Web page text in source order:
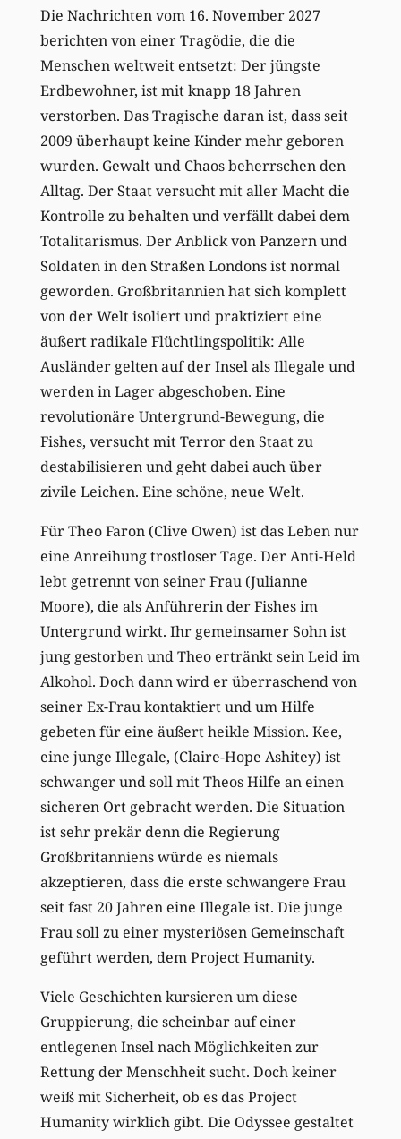
Die Nachrichten vom 16. November 2027
berichten von einer Tragödie, die die
Menschen weltweit entsetzt: Der jüngste
Erdbewohner, ist mit knapp 18 Jahren
verstorben. Das Tragische daran ist, dass seit
2009 überhaupt keine Kinder mehr geboren
wurden. Gewalt und Chaos beherrschen den
Alltag. Der Staat versucht mit aller Macht die
Kontrolle zu behalten und verfällt dabei dem
Totalitarismus. Der Anblick von Panzern und
Soldaten in den Straßen Londons ist normal
geworden. Großbritannien hat sich komplett
von der Welt isoliert und praktiziert eine
äußert radikale Flüchtlingspolitik: Alle
Ausländer gelten auf der Insel als Illegale und
werden in Lager abgeschoben. Eine
revolutionäre Untergrund-Bewegung, die
Fishes, versucht mit Terror den Staat zu
destabilisieren und geht dabei auch über
zivile Leichen. Eine schöne, neue Welt.
Für Theo Faron (Clive Owen) ist das Leben nur
eine Anreihung trostloser Tage. Der Anti-Held
lebt getrennt von seiner Frau (Julianne
Moore), die als Anführerin der Fishes im
Untergrund wirkt. Ihr gemeinsamer Sohn ist
jung gestorben und Theo ertränkt sein Leid im
Alkohol. Doch dann wird er überraschend von
seiner Ex-Frau kontaktiert und um Hilfe
gebeten für eine äußert heikle Mission. Kee,
eine junge Illegale, (Claire-Hope Ashitey) ist
schwanger und soll mit Theos Hilfe an einen
sicheren Ort gebracht werden. Die Situation
ist sehr prekär denn die Regierung
Großbritanniens würde es niemals
akzeptieren, dass die erste schwangere Frau
seit fast 20 Jahren eine Illegale ist. Die junge
Frau soll zu einer mysteriösen Gemeinschaft
geführt werden, dem Project Humanity.
Viele Geschichten kursieren um diese
Gruppierung, die scheinbar auf einer
entlegenen Insel nach Möglichkeiten zur
Rettung der Menschheit sucht. Doch keiner
weiß mit Sicherheit, ob es das Project
Humanity wirklich gibt. Die Odyssee gestaltet